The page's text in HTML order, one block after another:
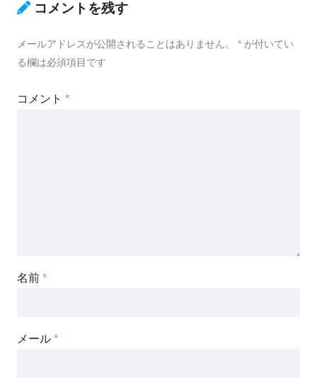
コメントを残す
メールアドレスが公開されることはありません。 * が付いてい
る欄は必須項目です
コメント *
名前 *
メール *